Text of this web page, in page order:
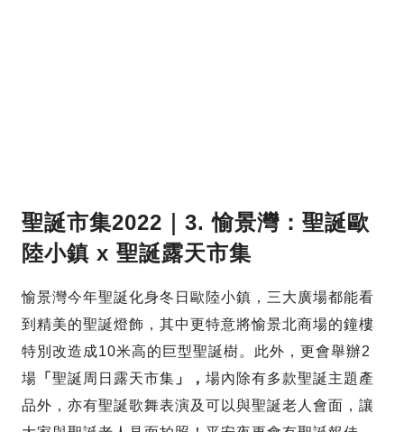
聖誕市集2022｜3. 愉景灣：聖誕歐
陸小鎮 x 聖誕露天市集
愉景灣今年聖誕化身冬日歐陸小鎮，三大廣場都能看
到精美的聖誕燈飾，其中更特意將愉景北商場的鐘樓
特別改造成10米高的巨型聖誕樹。此外，更會舉辦2
場 「 聖誕周日露天市集 」， 場內除有多款聖誕主題產
品外，亦有聖誕歌舞表演及可以與聖誕老人會面，讓